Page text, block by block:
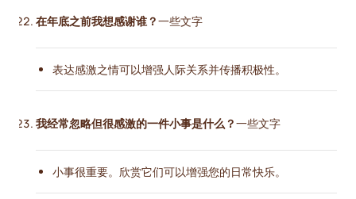
在年底之前我想感谢谁？一些文字
表达感激之情可以增强人际关系并传播积极性。
我经常忽略但很感激的一件小事是什么？一些文字
小事很重要。欣赏它们可以增强您的日常快乐。